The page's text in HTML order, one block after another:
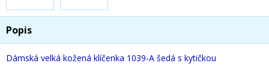
Popis
Dámská velká kožená klíčenka 1039-A šedá s kytičkou